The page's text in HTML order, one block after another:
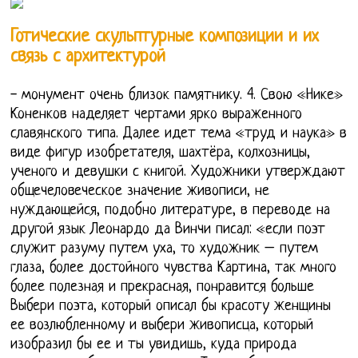
Готические скульптурные композиции и их
связь с архитектурой
- монумент очень близок памятнику. 4. Свою «Нике»
Коненков наделяет чертами ярко выраженного
славянского типа. Далее идет тема «труд и наука» в
виде фигур изобретателя, шахтёра, колхозницы,
ученого и девушки с книгой. Художники утверждают
общечеловеческое значение живописи, не
нуждающейся, подобно литературе, в переводе на
другой язык Леонардо да Винчи писал: «если поэт
служит разуму путем уха, то художник – путем
глаза, более достойного чувства Картина, так много
более полезная и прекрасная, понравится больше
Выбери поэта, который описал бы красоту женщины
ее возлюбленному и выбери живописца, который
изобразил бы ее и ты увидишь, куда природа